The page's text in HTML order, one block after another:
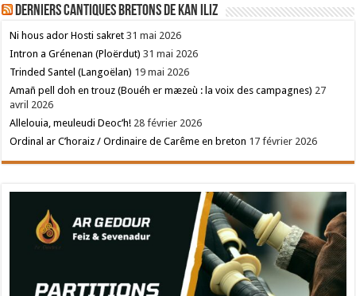
Derniers cantiques bretons de Kan Iliz
Ni hous ador Hosti sakret 31 mai 2026
Intron a Grénenan (Ploërdut) 31 mai 2026
Trinded Santel (Langoëlan) 19 mai 2026
Amañ pell doh en trouz (Bouéh er mæzeù : la voix des campagnes) 27
avril 2026
Allelouia, meuleudi Deoc’h! 28 février 2026
Ordinal ar C’horaiz / Ordinaire de Carême en breton 17 février 2026